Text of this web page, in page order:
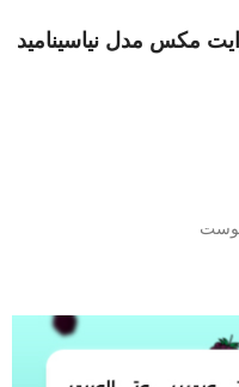
مکس مدل نیاسینامید